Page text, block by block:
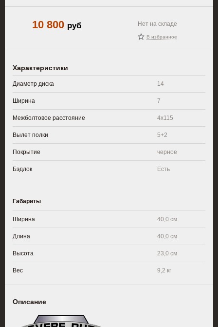
10 800 руб Нет на складе
В избранное
Характеристики
Диаметр диска 14
Ширина 7
Межболтовое расстояние 4x115
Вылет полки 5+2
Покрытие черное
Бэдлок Есть
Габариты
Ширина 40,0 см
Длина 40,0 см
Высота 23,0 см
Вес 9,2 кг
Описание